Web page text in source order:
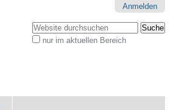
Anmelden
Website durchsuchen
nur im aktuellen Bereich